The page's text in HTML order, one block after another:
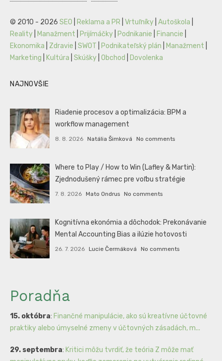
© 2010 - 2026 SEO Reklama a PR Vrtuľníky Autoškola
Reality
Manažment Prijímáčky Podnikanie Financie
Ekonomika
Zdravie SWOT Podnikateľský plán Manažment
Marketing
Kultúra Skúšky Obchod Dovolenka
NAJNOVŠIE
Riadenie procesov a optimalizácia: BPM a
workflow management
8. 8. 2026 Natália Šimková No comments
Where to Play / How to Win (Lafley & Martin):
Zjednodušený rámec pre voľbu stratégie
7. 8. 2026 Mato Ondrus No comments
Kognitívna ekonómia a dôchodok: Prekonávanie
Mental Accounting Bias a ilúzie hotovosti
26. 7. 2026 Lucie Čermáková No comments
Poradňa
15. októbra: Finančné manipulácie, ako sú kreatívne účtovné
praktiky alebo úmyselné zmeny v účtovných zásadách, m...
29. septembra: Kritici môžu tvrdiť, že teória Z môže mať